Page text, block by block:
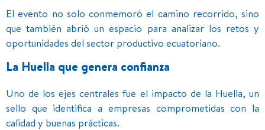
El evento no solo conmemoró el camino recorrido, sino
que también abrió un espacio para analizar los retos y
oportunidades del sector productivo ecuatoriano.
La Huella que genera confianza
Uno de los ejes centrales fue el impacto de la Huella, un
sello que identifica a empresas comprometidas con la
calidad y buenas prácticas.